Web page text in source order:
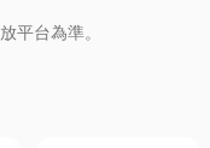
平台為準。